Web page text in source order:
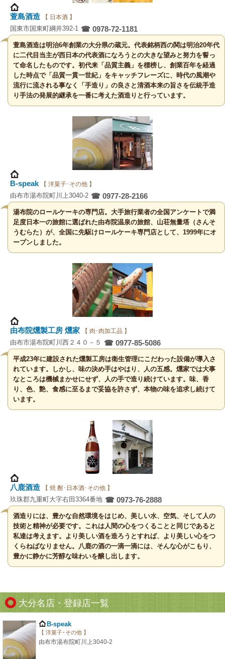
萱島酒造 【 日本酒 】
国東市国東町綱井392-1 ☎ 0978-72-1181
萱島酒造は明治6年創業の大分県の蔵元。代表銘柄西の関は明治20年代
に二代目当主が西日本の代表酒になろうとの大きな望みと努力を誓っ
て命名したものです。初代来「品質主義」を標榜し、創業百年を経過
した時点で「品質一貫一世紀」をキャッチフレーズに、時代の風潮や
流行に流される事なく「手造り」の良さと清酒本来の旨さを伝統手造
り手法の発展的継承を一番に考えた酒造りと行っています。
B-speak 【 洋菓子･その他 】
由布市湯布院町川上3040-2 ☎ 0977-28-2166
湯布院のロールケーキの専門店。大手旅行業者の全国アンケートで満
足度日本一の旅館に選ばれた由布院温泉の旅館、山荘無量塔（さんそ
うむらた）が、全国に先駆けロールケーキ専門店として、1999年にオ
ープンしました。
由布院燻製工房 燻家 【 肉･肉加工品 】
由布市湯布院町川西２４０－５ ☎ 0977-85-5086
平成23年に建設された燻製工房は衛生管理にこだわった設備が導入さ
れています。しかし、味の決め手はやはり、人の五感。燻家では大事
なところは機械まかせにせず、人の手で造り続けています。味、香
り、色、艶、食感に至るまで妥協を許さず、本物の味を追求し続けて
います。
八鹿酒造 【 焼 酎･日本酒･その他 】
玖珠郡九重町大字右田3364番地 ☎ 0973-76-2888
酒造りには、豊かな自然環境をはじめ、美しい水、空気、そして人の
技術と精神が必要です。これは人間の心をつくることと同じであると
私達は考えます。より美しい酒を造ろうとすれば、より美しい心をつ
くらねばなりません。八鹿の酒の一滴一滴には、そんな心がこもり、
豊かに静かに芳醇な味わいを醸し出します。
大分名店・登録店一覧
B-speak
【 洋菓子･その他 】
由布市湯布院町川上3040-2